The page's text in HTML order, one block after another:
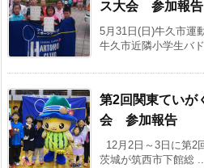
ス大会 参加報告
5月31日(日)牛久市運
牛久市近隣小学生バ
第2回関東ていが
会 参加報告
12月2日～3日に第2
茨城が筑西市下館総